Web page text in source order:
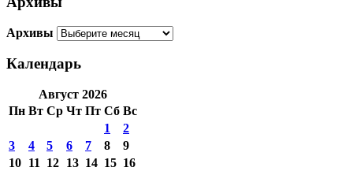
Архивы
Календарь
Август 2026
Пн Вт Ср Чт Пт Сб Вс
1
2
3
4 5 6 7 8
9
10 11 12 13 14 15 16